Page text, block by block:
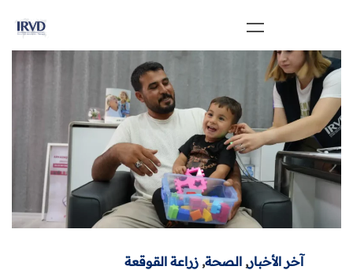
آخر الأخبار, الصحة, زراعة القوقعة